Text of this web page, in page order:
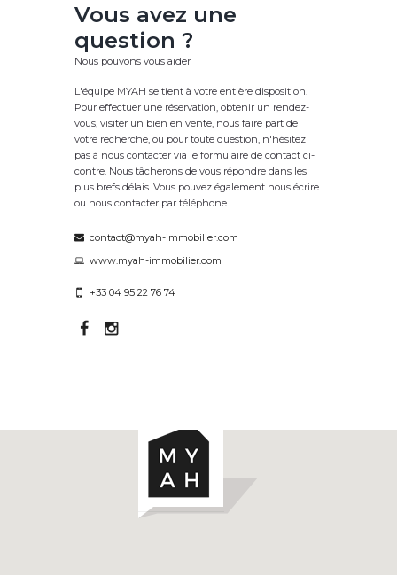
Vous avez une
question ?
Nous pouvons vous aider
L'équipe MYAH se tient à votre entière disposition.
Pour effectuer une réservation, obtenir un rendez-
vous, visiter un bien en vente, nous faire part de
votre recherche, ou pour toute question, n'hésitez
pas à nous contacter via le formulaire de contact ci-
contre. Nous tâcherons de vous répondre dans les
plus brefs délais. Vous pouvez également nous écrire
ou nous contacter par téléphone.
contact@myah-immobilier.com
www.myah-immobilier.com
+33 04 95 22 76 74